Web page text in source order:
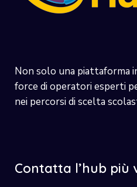
Non solo una piattaforma
force di operatori esperti
nei percorsi di scelta
Contatta l’hub più